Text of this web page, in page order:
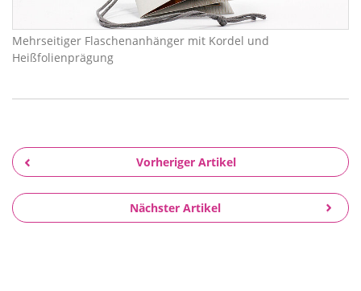
Mehrseitiger Flaschenanhänger mit Kordel und
Heißfolienprägung
Vorheriger Artikel
Nächster Artikel